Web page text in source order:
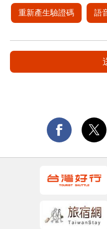
重新產生驗證碼 語